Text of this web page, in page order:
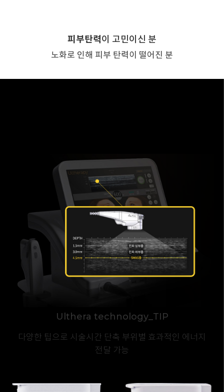
피부탄력이 고민이신 분
노화로 인해 피부 탄력이 떨어진 분
Ulthera technology_TIP
다양한 팁으로 시술시간 단축 부위별 효과적인 에너지
전달 가능